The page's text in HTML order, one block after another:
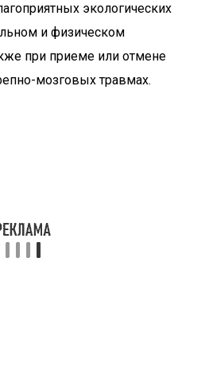
экологических
и физическом
при приеме или отмене
мозговых травмах.